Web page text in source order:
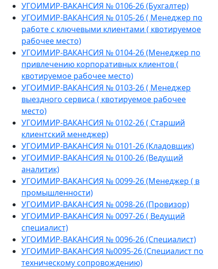
УГОИМИР-ВАКАНСИЯ № 0106-26 (Бухгалтер)
УГОИМИР-ВАКАНСИЯ № 0105-26 ( Менеджер по
работе с ключевыми клиентами ( квотируемое
рабочее место)
УГОИМИР-ВАКАНСИЯ № 0104-26 (Менеджер по
привлечению корпоративных клиентов (
квотируемое рабочее место)
УГОИМИР-ВАКАНСИЯ № 0103-26 ( Менеджер
выездного сервиса ( квотируемое рабочее
место)
УГОИМИР-ВАКАНСИЯ № 0102-26 ( Старший
клиентский менеджер)
УГОИМИР-ВАКАНСИЯ № 0101-26 (Кладовщик)
УГОИМИР-ВАКАНСИЯ № 0100-26 (Ведущий
аналитик)
УГОИМИР-ВАКАНСИЯ № 0099-26 (Менеджер ( в
промышленности)
УГОИМИР-ВАКАНСИЯ № 0098-26 (Провизор)
УГОИМИР-ВАКАНСИЯ № 0097-26 ( Ведущий
специалист)
УГОИМИР-ВАКАНСИЯ № 0096-26 (Специалист)
УГОИМИР-ВАКАНСИЯ №0095-26 (Cпециалист по
техническому сопровождению)